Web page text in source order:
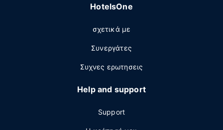
HotelsOne
σχετικά με
Συνεργάτες
Συχνες ερωτησεις
Help and support
Support